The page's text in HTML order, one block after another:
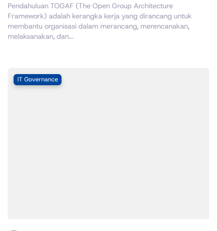
Pendahuluan TOGAF (The Open Group Architecture
Framework) adalah kerangka kerja yang dirancang untuk
membantu organisasi dalam merancang, merencanakan,
melaksanakan, dan...
IT Governance